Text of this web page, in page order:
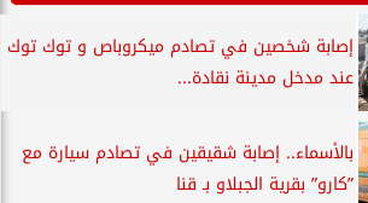
إصابة شخصين في تصادم ميكروباص و توك توك
عند مدخل مدينة نقادة...
بالأسماء.. إصابة شقيقين في تصادم سيارة مع
”كارو” بقرية الجبلاو بـ قنا